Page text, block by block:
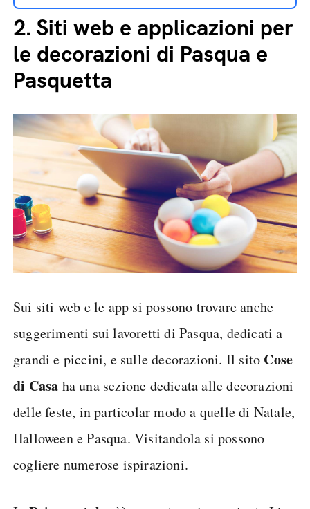
2. Siti web e applicazioni per
le decorazioni di Pasqua e
Pasquetta
Sui siti web e le app si possono trovare anche
suggerimenti sui lavoretti di Pasqua, dedicati a
grandi e piccini, e sulle decorazioni. Il sito Cose
di Casa ha una sezione dedicata alle decorazioni
delle feste, in particolar modo a quelle di Natale,
Halloween e Pasqua. Visitandola si possono
cogliere numerose ispirazioni.